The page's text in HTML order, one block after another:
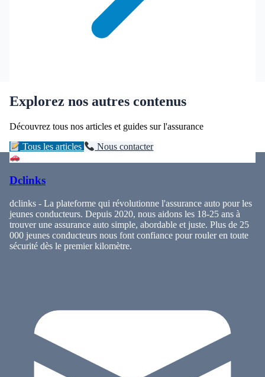
Explorez nos autres contenus
Découvrez tous nos articles et guides sur l'assurance
Tous les articles Nous contacter
Dclinks
dclinks - La plateforme qui révolutionne l'assurance auto pour les
jeunes conducteurs. Depuis 2020, nous aidons les 18-25 ans à
trouver une assurance auto simple, abordable et juste. Plus de 25
000 jeunes conducteurs nous font confiance pour rouler en toute
sécurité dès le premier kilomètre.